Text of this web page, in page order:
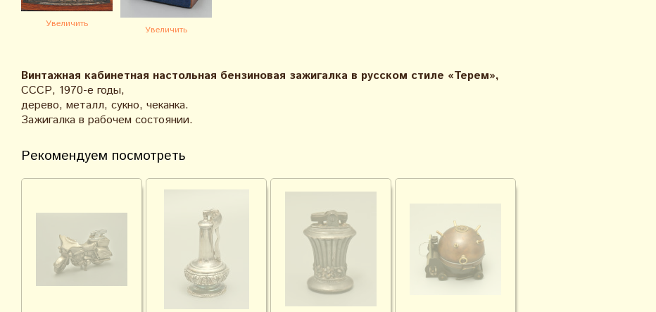
Увеличить
Увеличить
Винтажная кабинетная настольная бензиновая зажигалка в русском стиле «Терем»,
СССР, 1970-е годы,
дерево, металл, сукно, чеканка.
Зажигалка в рабочем состоянии.
Рекомендуем посмотреть